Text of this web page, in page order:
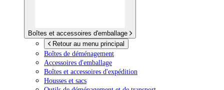
Boîtes et accessoires d'emballage
Retour au menu principal
Boîtes de déménagement
Accessoires d'emballage
Boîtes et accessoires d'expédition
Housses et sacs